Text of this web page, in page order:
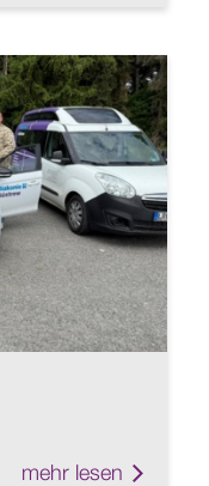
mehr lesen